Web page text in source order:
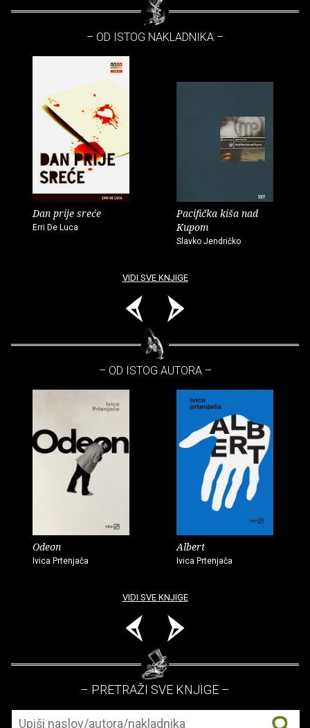
– OD ISTOG NAKLADNIKA –
Dan prije sreće
Erri De Luca
Pacifička kiša nad
Kupom
Slavko Jendričko
VIDI SVE KNJIGE
– OD ISTOG AUTORA –
Odeon
Ivica Prtenjača
Albert
Ivica Prtenjača
VIDI SVE KNJIGE
– PRETRAŽI SVE KNJIGE –